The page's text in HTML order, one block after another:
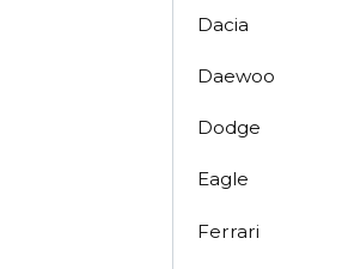
Dacia
Daewoo
Dodge
Eagle
Ferrari